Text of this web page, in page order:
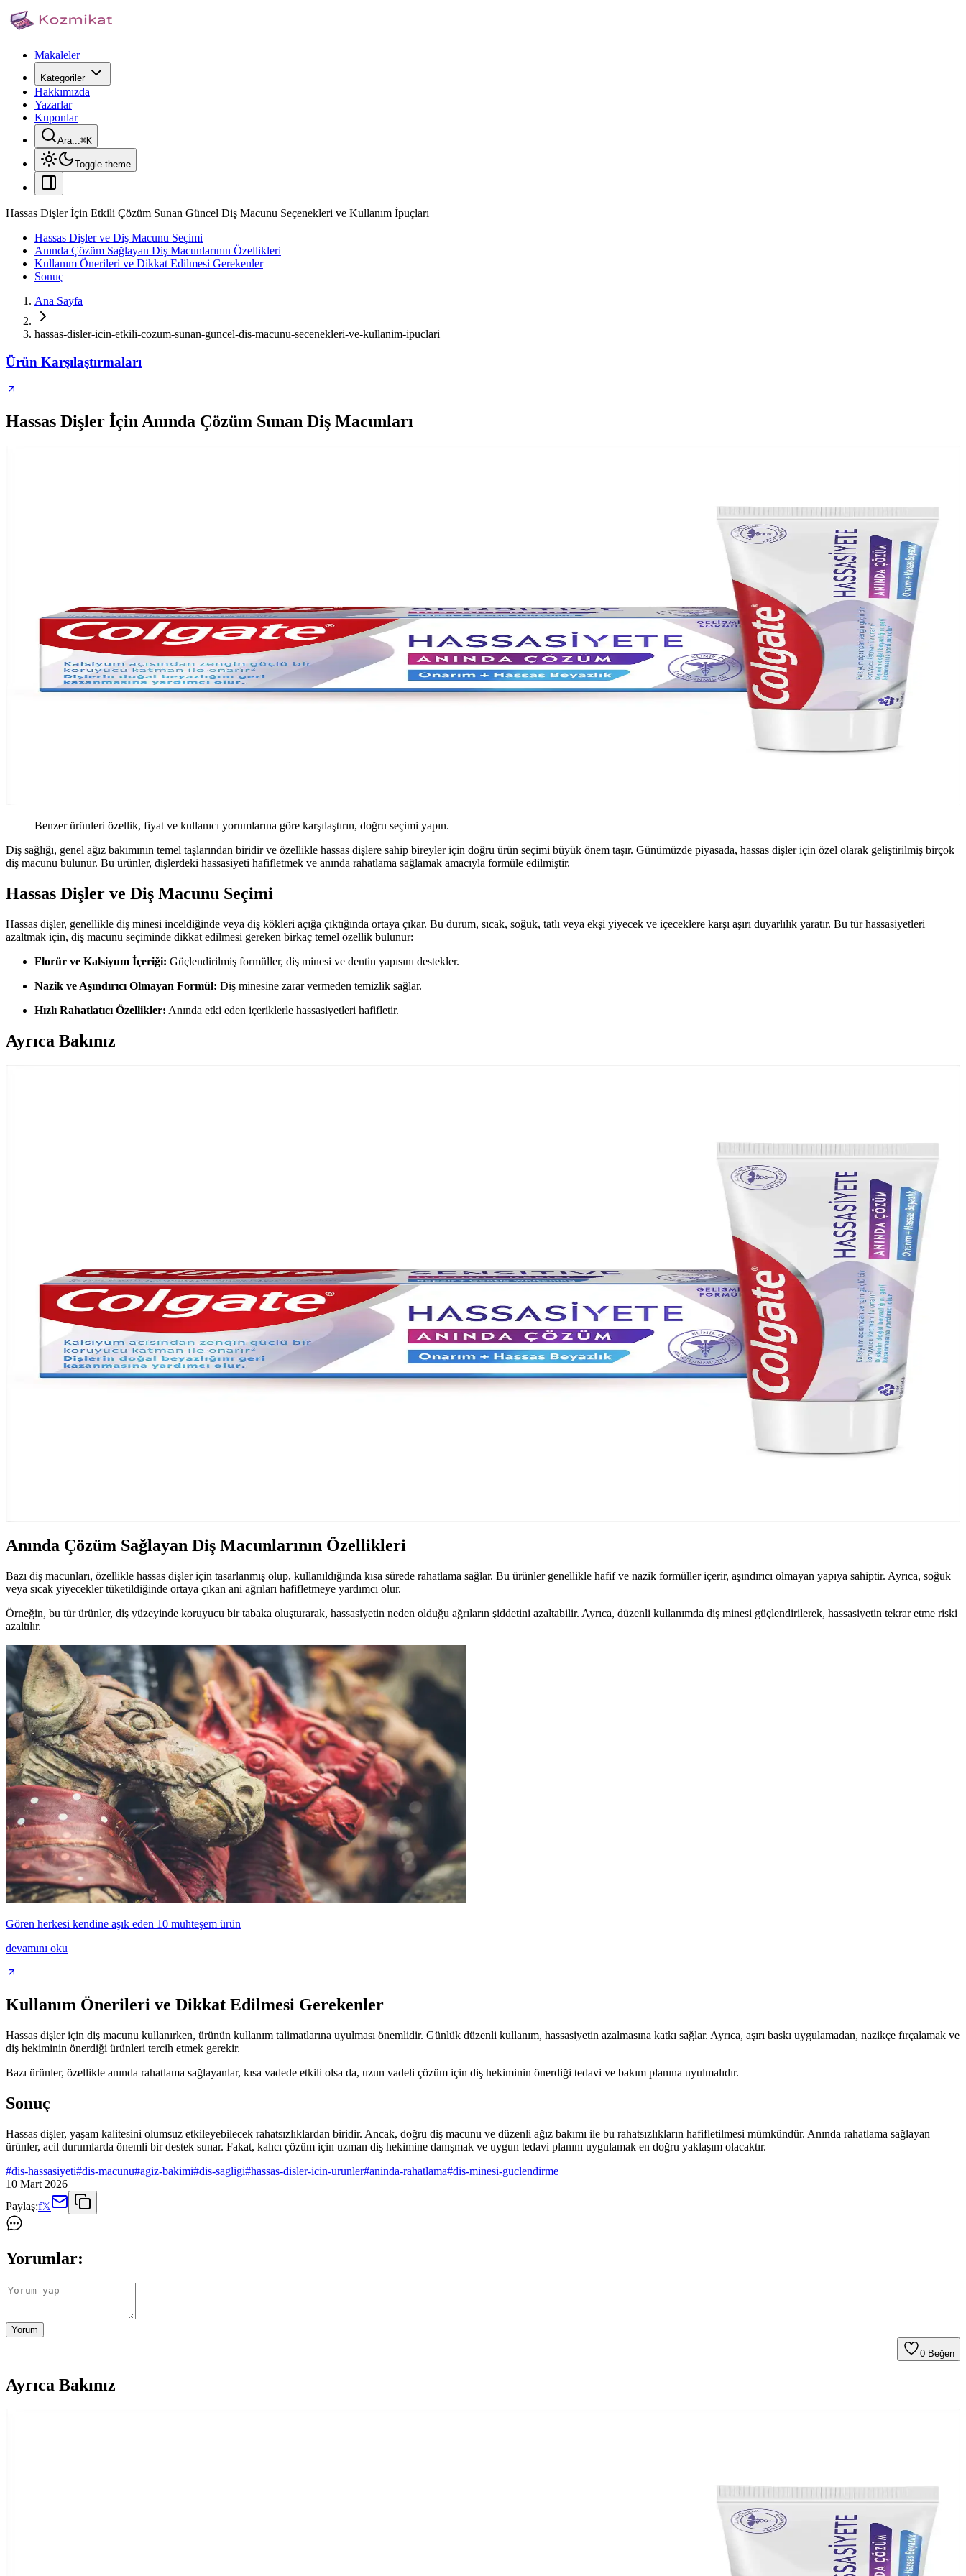
Makaleler
Kategoriler
Hakkımızda
Yazarlar
Kuponlar
Ara...⌘K
Toggle theme
Hassas Dişler İçin Etkili Çözüm Sunan Güncel Diş Macunu Seçenekleri ve Kullanım İpuçları
Hassas Dişler ve Diş Macunu Seçimi
Anında Çözüm Sağlayan Diş Macunlarının Özellikleri
Kullanım Önerileri ve Dikkat Edilmesi Gerekenler
Sonuç
Ana Sayfa
hassas-disler-icin-etkili-cozum-sunan-guncel-dis-macunu-secenekleri-ve-kullanim-ipuclari
Ürün Karşılaştırmaları
Hassas Dişler İçin Anında Çözüm Sunan Diş Macunları
Benzer ürünleri özellik, fiyat ve kullanıcı yorumlarına göre karşılaştırın, doğru seçimi yapın.
Diş sağlığı, genel ağız bakımının temel taşlarından biridir ve özellikle hassas dişlere sahip bireyler için doğru ürün seçimi büyük önem taşır. Günümüzde piyasada, hassas dişler için özel olarak geliştirilmiş birçok
diş macunu bulunur. Bu ürünler, dişlerdeki hassasiyeti hafifletmek ve anında rahatlama sağlamak amacıyla formüle edilmiştir.
Hassas Dişler ve Diş Macunu Seçimi
Hassas dişler, genellikle diş minesi inceldiğinde veya diş kökleri açığa çıktığında ortaya çıkar. Bu durum, sıcak, soğuk, tatlı veya ekşi yiyecek ve içeceklere karşı aşırı duyarlılık yaratır. Bu tür hassasiyetleri
azaltmak için, diş macunu seçiminde dikkat edilmesi gereken birkaç temel özellik bulunur:
Florür ve Kalsiyum İçeriği: Güçlendirilmiş formüller, diş minesi ve dentin yapısını destekler.
Nazik ve Aşındırıcı Olmayan Formül: Diş minesine zarar vermeden temizlik sağlar.
Hızlı Rahatlatıcı Özellikler: Anında etki eden içeriklerle hassasiyetleri hafifletir.
Ayrıca Bakınız
Diş hassasiyetine karşı etkili diş macunları, içerikleri ve klinik testleriyle güvenilir seçimler sunar. Doğru ürünlerle diş sağlığınızı koruyun ve yaşam kalitenizi artırın.
Diş sağlığını ve estetiği destekleyen hassasiyet önleyici ve beyazlatıcı diş macunları hakkında bilgi alın, doğru kullanımı ve dikkat edilmesi gerekenleri öğrenin.
Diş Hassasiyetine Karşı Etkili Koruma Yöntemleri ve Günlük Bakım İpuçları
Diş hassasiyetine karşı etkili koruma yöntemleri, ürünler ve günlük alışkanlıklar ile diş sağlığınızı koruyun ve yaşam kalitenizi artırın.
Hassas Dişler İçin Doğru Diş Macunu Seçimi ve Kullanım İpuçları
Hassas dişler için uygun diş macunu, florür içeriği yüksek ve aşındırıcı olmayan formüllerle seçilmeli. Düzenli kullanım ve doğru fırçalama ile hassasiyet azaltılabilir.
Anında Çözüm Sağlayan Diş Macunlarının Özellikleri
Bazı diş macunları, özellikle hassas dişler için tasarlanmış olup, kullanıldığında kısa sürede rahatlama sağlar. Bu ürünler genellikle hafif ve nazik formüller içerir, aşındırıcı olmayan yapıya sahiptir. Ayrıca, soğuk
veya sıcak yiyecekler tüketildiğinde ortaya çıkan ani ağrıları hafifletmeye yardımcı olur.
Örneğin, bu tür ürünler, diş yüzeyinde koruyucu bir tabaka oluşturarak, hassasiyetin neden olduğu ağrıların şiddetini azaltabilir. Ayrıca, düzenli kullanımda diş minesi güçlendirilerek, hassasiyetin tekrar etme riski
azaltılır.
Gören herkesi kendine aşık eden 10 muhteşem ürün
devamını oku
Kullanım Önerileri ve Dikkat Edilmesi Gerekenler
Hassas dişler için diş macunu kullanırken, ürünün kullanım talimatlarına uyulması önemlidir. Günlük düzenli kullanım, hassasiyetin azalmasına katkı sağlar. Ayrıca, aşırı baskı uygulamadan, nazikçe fırçalamak ve
diş hekiminin önerdiği ürünleri tercih etmek gerekir.
Bazı ürünler, özellikle anında rahatlama sağlayanlar, kısa vadede etkili olsa da, uzun vadeli çözüm için diş hekiminin önerdiği tedavi ve bakım planına uyulmalıdır.
Sonuç
Hassas dişler, yaşam kalitesini olumsuz etkileyebilecek rahatsızlıklardan biridir. Ancak, doğru diş macunu ve düzenli ağız bakımı ile bu rahatsızlıkların hafifletilmesi mümkündür. Anında rahatlama sağlayan
ürünler, acil durumlarda önemli bir destek sunar. Fakat, kalıcı çözüm için uzman diş hekimine danışmak ve uygun tedavi planını uygulamak en doğru yaklaşım olacaktır.
#dis-hassasiyeti#dis-macunu#agiz-bakimi#dis-sagligi#hassas-disler-icin-urunler#aninda-rahatlama#dis-minesi-guclendirme
10 Mart 2026
Paylaş:f𝕏
Yorumlar:
Yorum
0 Beğen
Ayrıca Bakınız
Diş hassasiyetine karşı etkili diş macunları, içerikleri ve klinik testleriyle güvenilir seçimler sunar. Doğru ürünlerle diş sağlığınızı koruyun ve yaşam kalitenizi artırın.